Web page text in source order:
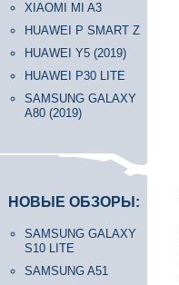
XIAOMI MI A3
HUAWEI P SMART Z
HUAWEI Y5 (2019)
HUAWEI P30 LITE
SAMSUNG GALAXY
A80 (2019)
НОВЫЕ ОБЗОРЫ:
SAMSUNG GALAXY
S10 LITE
SAMSUNG A51